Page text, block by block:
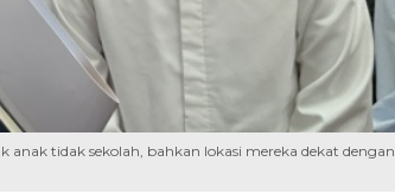
tidak sekolah, bahkan lokasi mereka dekat dengan